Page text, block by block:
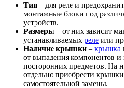
Тип – для реле и
монтажные блоки под
устройств.
Размеры – от них зависит
устанавливаемых реле или
Наличие крышки – крышка
от выпадения компонентов и
посторонних предметов. На
отдельно приобрести
самостоятельной замены.